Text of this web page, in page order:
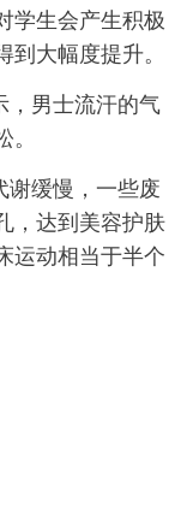
学生会产生积极
大幅度提升。
，男士流汗的气
谢缓慢，一些废
，达到美容护肤
运动相当于半个